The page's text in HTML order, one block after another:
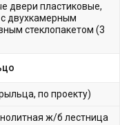
двери пластиковые,
двухкамерным
стеклопакетом (3
по проекту)
ж/б лестница